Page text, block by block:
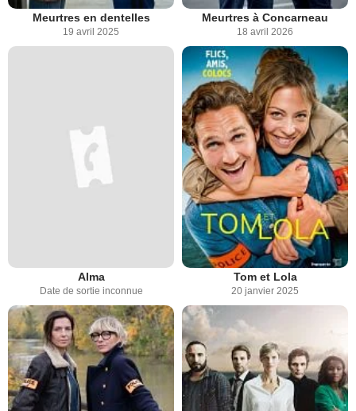
Meurtres en dentelles
19 avril 2025
Meurtres à Concarneau
18 avril 2026
Alma
Date de sortie inconnue
Tom et Lola
20 janvier 2025